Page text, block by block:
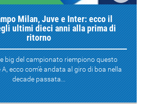
Milan, Juve e Inter: ecco il
ultimi dieci anni alla prima di
ritorno
big del campionato riempiono questo
ecco com'è andata al giro di boa nella
decade passata...